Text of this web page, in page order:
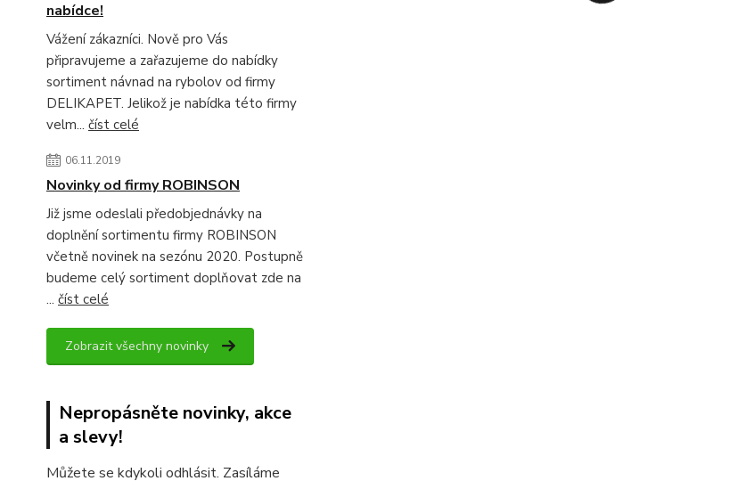
nabídce!
Vážení zákazníci. Nově pro Vás
připravujeme a zařazujeme do nabídky
sortiment návnad na rybolov od firmy
DELIKAPET. Jelikož je nabídka této firmy
velm... číst celé
06.11.2019
Novinky od firmy ROBINSON
Již jsme odeslali předobjednávky na
doplnění sortimentu firmy ROBINSON
včetně novinek na sezónu 2020. Postupně
budeme celý sortiment doplňovat zde na
... číst celé
Zobrazit všechny novinky
Nepropásněte novinky, akce
a slevy!
Můžete se kdykoli odhlásit. Zasíláme